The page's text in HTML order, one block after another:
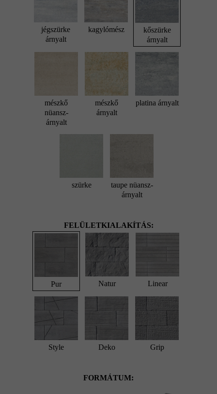
jégszürke
árnyalt
kagylómész
kőszürke
árnyalt
mészkő
nüansz-
árnyalt
mészkő
árnyalt
platina árnyalt
szürke
taupe nüansz-
árnyalt
FELÜLETKIALAKÍTÁS:
Pur Natur Linear
Style Deko Grip
FORMÁTUM: